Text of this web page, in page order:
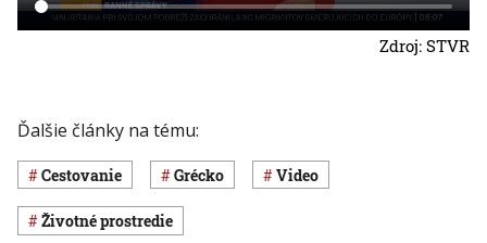
Zdroj: STVR
Ďalšie články na tému:
cestovanie Grécko Video
Životné prostredie